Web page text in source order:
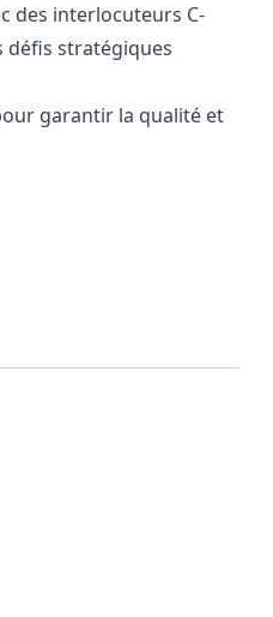
des interlocuteurs C-
défis stratégiques
garantir la qualité et